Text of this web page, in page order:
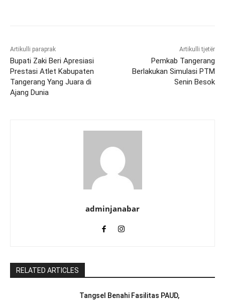
Artikulli paraprak
Bupati Zaki Beri Apresiasi
Prestasi Atlet Kabupaten
Tangerang Yang Juara di
Ajang Dunia
Artikulli tjetër
Pemkab Tangerang
Berlakukan Simulasi PTM
Senin Besok
adminjanabar
RELATED ARTICLES
Tangsel Benahi Fasilitas PAUD,